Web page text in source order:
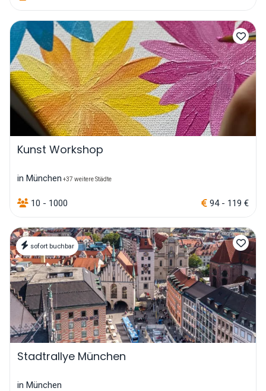
Kunst Workshop
in München +37 weitere Städte
10 - 1000 94 - 119 €
sofort buchbar
Stadtrallye München
in München